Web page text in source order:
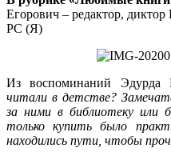
Егорович – редактор,
РС (Я)
Из воспоминаний Эдурда
читали в детстве?
за ними в библиотеку или
только купить было
находились пути, чтобы